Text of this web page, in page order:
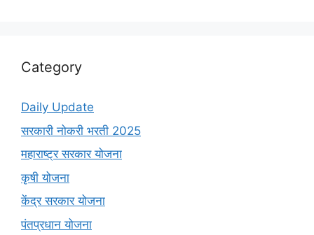
Category
Daily Update
सरकारी नोकरी भरती 2025
महाराष्ट्र सरकार योजना
कृषी योजना
केंद्र सरकार योजना
पंतप्रधान योजना